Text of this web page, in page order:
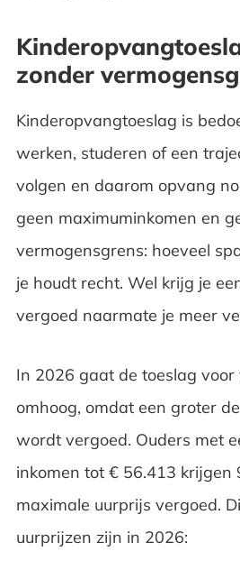
zonder
Kinderopvangtoeslag is
werken, studeren of een
volgen en daarom opvang
geen maximuminkomen en
vermogensgrens: hoeveel
je houdt recht. Wel krijg je
vergoed naarmate je meer
In 2026 gaat de toeslag voor
omhoog, omdat een groter
wordt vergoed. Ouders met
inkomen tot € 56.413 krijgen
maximale uurprijs vergoed.
uurprijzen zijn in 2026: